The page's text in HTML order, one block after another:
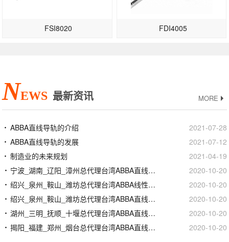
FSI8020 FDI4005
NEWS 最新资讯 MORE
ABBA直线导轨的介绍
2021-07-28
ABBA直线导轨的发展
2021-07-12
制造业的未来规划
2021-04-19
宁波_湖南_辽阳_漳州总代理台湾ABBA直线导轨滑块
2020-10-20
绍兴_泉州_鞍山_潍坊总代理台湾ABBA线性滑轨滑块
2020-10-20
绍兴_泉州_鞍山_潍坊总代理台湾ABBA直线导轨滑块
2020-10-20
湖州_三明_抚顺_十堰总代理台湾ABBA直线导轨滑块
2020-10-20
揭阳_福建_郑州_烟台总代理台湾ABBA直线导轨滑块
2020-10-20